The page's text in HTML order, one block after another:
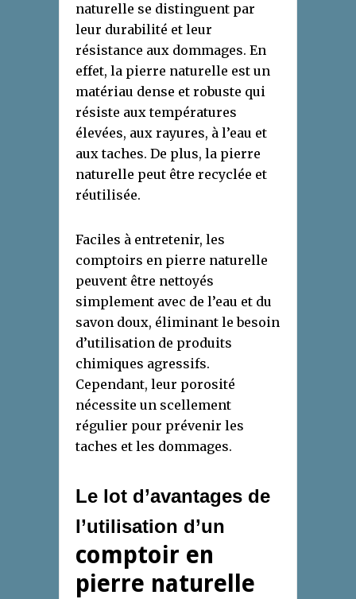
naturelle se distinguent par
leur durabilité et leur
résistance aux dommages. En
effet, la pierre naturelle est un
matériau dense et robuste qui
résiste aux températures
élevées, aux rayures, à l’eau et
aux taches. De plus, la pierre
naturelle peut être recyclée et
réutilisée.
Faciles à entretenir, les
comptoirs en pierre naturelle
peuvent être nettoyés
simplement avec de l’eau et du
savon doux, éliminant le besoin
d’utilisation de produits
chimiques agressifs.
Cependant, leur porosité
nécessite un scellement
régulier pour prévenir les
taches et les dommages.
Le lot d’avantages de
l’utilisation d’un
comptoir en
pierre naturelle